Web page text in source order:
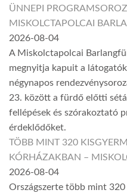
ÜNNEPI
MISKOLCTAPOLCAI
2026-08-04
A Miskolctapolcai
megnyitja kapuit a
négynapos
23. között a fürdő előtti
fellépések és szórakoztató
érdeklődőket.
TÖBB MINT 320
KÓRHÁZAKBAN –
2026-08-04
Országszerte több mint